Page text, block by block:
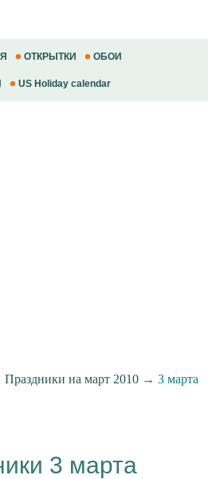
ОТКРЫТКИ ОБОИ
US Holiday calendar
Праздники на март 2010 → 3 марта
3 марта